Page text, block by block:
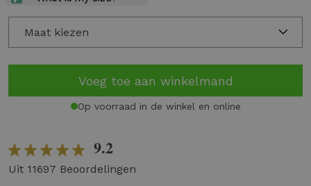
Maat kiezen
Voeg toe aan winkelmand
Op voorraad in de winkel en online
9.2
Uit 11697 Beoordelingen